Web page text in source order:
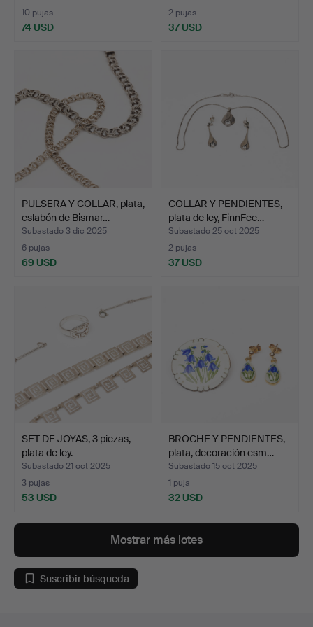
10 pujas
74 USD
2 pujas
37 USD
PULSERA Y COLLAR, plata,
eslabón de Bismar…
Subastado 3 dic 2025
6 pujas
69 USD
COLLAR Y PENDIENTES,
plata de ley, FinnFee…
Subastado 25 oct 2025
2 pujas
37 USD
SET DE JOYAS, 3 piezas,
plata de ley.
Subastado 21 oct 2025
3 pujas
53 USD
BROCHE Y PENDIENTES,
plata, decoración esm…
Subastado 15 oct 2025
1 puja
32 USD
Mostrar más lotes
Suscribir búsqueda